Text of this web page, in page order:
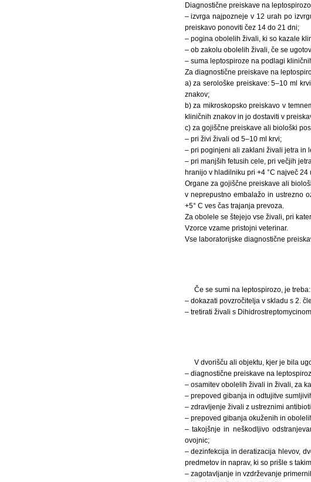
Diagnostične preiskave na
– izvrga najpozneje v 12 urah po
preiskavo ponoviti čez 14 do 21 dni;
– pogina obolelih živali, ki so kazale
– ob zakolu obolelih živali, če se
– suma leptospiroze na podlagi
Za diagnostične preiskave na
a) za serološke preiskave: 5–10 ml
znakov;
b) za mikroskopsko preiskavo v
kliničnih znakov in jo dostaviti v
c) za gojiščne preiskave ali biološki
– pri živi živali od 5–10 ml krvi;
– pri poginjeni ali zaklani živali jetra in
– pri manjših fetusih cele, pri večjih
hranijo v hladilniku pri +4 °C največ 24
Organe za gojiščne preiskave ali
v neprepustno embalažo in ustrezno
+5° C ves čas trajanja prevoza.
Za obolele se štejejo vse živali, pri
Vzorce vzame pristojni veterinar.
Vse laboratorijske diagnostične
Če se sumi na leptospirozo, je treba:
– dokazati povzročitelja v skladu s 2.
– tretirati živali s
V dvorišču ali objektu, kjer je bila
– diagnostične preiskave na
– osamitev obolelih živali in živali, za
– prepoved gibanja in odtujitve
– zdravljenje živali z ustreznimi
– prepoved gibanja okuženih in
– takojšnje in neškodljivo
ovojnic;
– dezinfekcija in deratizacija hlevov,
predmetov in naprav, ki so prišle s
– zagotavljanje in vzdrževanje